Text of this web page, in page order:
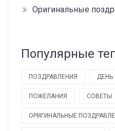
Оригинальные
Популярные
ПОЗДРАВЛЕНИЯ ДЕНЬ
ПОЖЕЛАНИЯ СОВЕТЫ
ОРИГИНАЛЬНЫЕ